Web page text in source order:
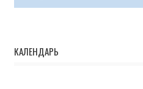
КАЛЕНДАРЬ